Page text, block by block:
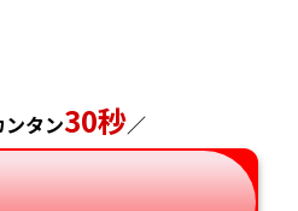
阜県
良県
口県
本県
タン30秒／